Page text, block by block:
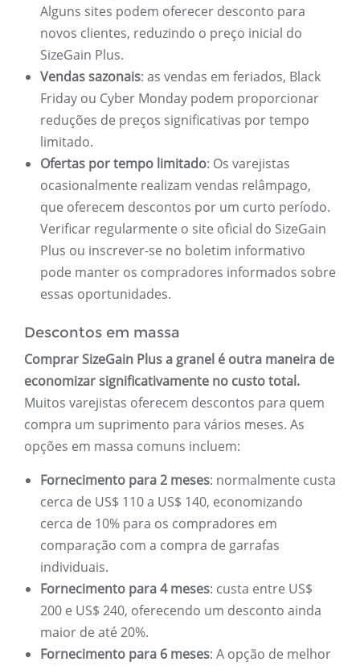
Alguns sites podem oferecer desconto para
novos clientes, reduzindo o preço inicial do
SizeGain Plus.
Vendas sazonais: as vendas em feriados, Black
Friday ou Cyber ​​Monday podem proporcionar
reduções de preços significativas por tempo
limitado.
Ofertas por tempo limitado: Os varejistas
ocasionalmente realizam vendas relâmpago,
que oferecem descontos por um curto período.
Verificar regularmente o site oficial do SizeGain
Plus ou inscrever-se no boletim informativo
pode manter os compradores informados sobre
essas oportunidades.
Descontos em massa
Comprar SizeGain Plus a granel é outra maneira de
economizar significativamente no custo total.
Muitos varejistas oferecem descontos para quem
compra um suprimento para vários meses. As
opções em massa comuns incluem:
Fornecimento para 2 meses: normalmente custa
cerca de US$ 110 a US$ 140, economizando
cerca de 10% para os compradores em
comparação com a compra de garrafas
individuais.
Fornecimento para 4 meses: custa entre US$
200 e US$ 240, oferecendo um desconto ainda
maior de até 20%.
Fornecimento para 6 meses: A opção de melhor